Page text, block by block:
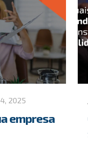
2025
empresa